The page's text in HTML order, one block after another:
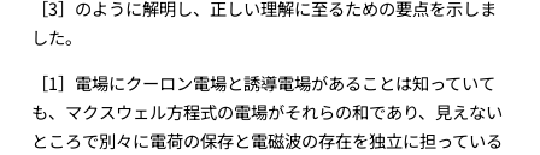
［3］のように解明し、正しい理解に至るための要点を示しま
した。
［1］電場にクーロン電場と誘導電場があることは知っていて
も、マクスウェル方程式の電場がそれらの和であり、見えない
ところで別々に電荷の保存と電磁波の存在を独立に担っている